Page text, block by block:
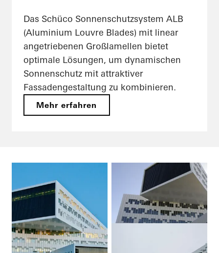
Das Schüco Sonnenschutzsystem ALB
(Aluminium Louvre Blades) mit linear
angetriebenen Großlamellen bietet
optimale Lösungen, um dynamischen
Sonnenschutz mit attraktiver
Fassadengestaltung zu kombinieren.
Mehr erfahren